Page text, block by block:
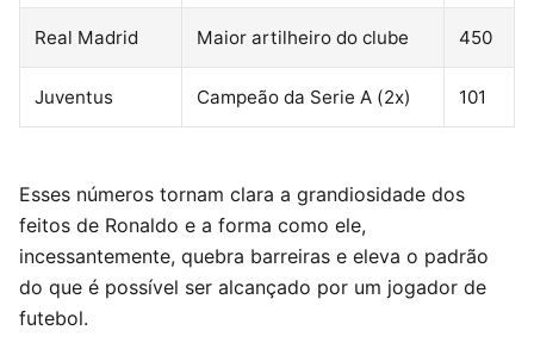
Real Madrid Maior artilheiro do clube 450
Juventus Campeão da Serie A (2x) 101
Esses números tornam clara a grandiosidade dos
feitos de Ronaldo e a forma como ele,
incessantemente, quebra barreiras e eleva o padrão
do que é possível ser alcançado por um jogador de
futebol.